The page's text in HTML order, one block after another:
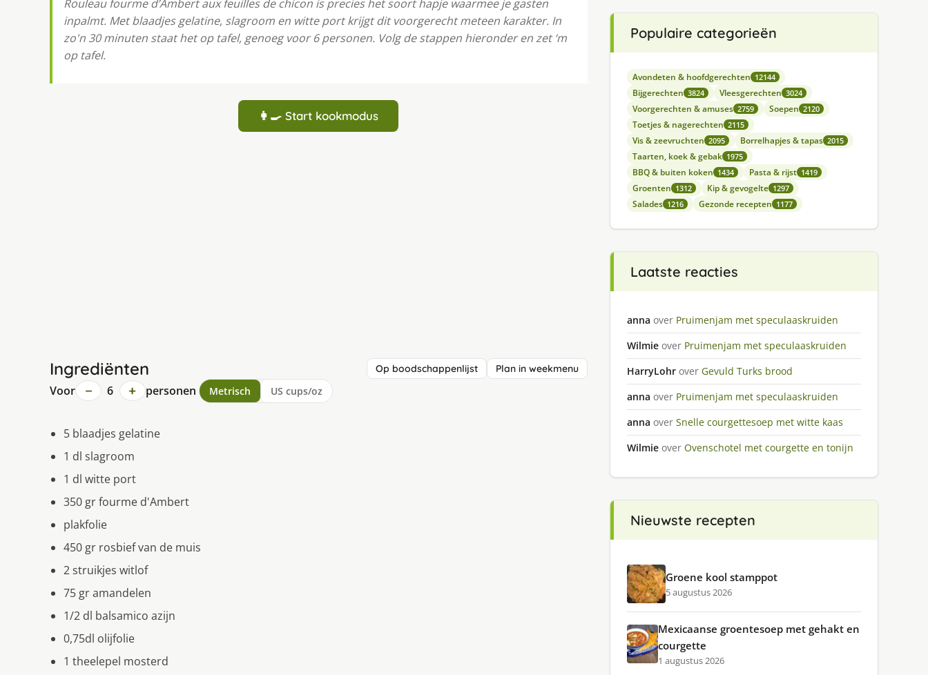
Rouleau fourme d’Ambert aux feuilles de chicon is precies het soort hapje waarmee je gasten
inpalmt. Met blaadjes gelatine, slagroom en witte port krijgt dit voorgerecht meteen karakter. In
zo'n 30 minuten staat het op tafel, genoeg voor 6 personen. Volg de stappen hieronder en zet ‘m
op tafel.
👩‍🍳 Start kookmodus
Ingrediënten Op boodschappenlijst Plan in weekmenu
Voor − 6 + personen Metrisch US cups/oz
5 blaadjes gelatine
1 dl slagroom
1 dl witte port
350 gr fourme d'Ambert
plakfolie
450 gr rosbief van de muis
2 struikjes witlof
75 gr amandelen
1/2 dl balsamico azijn
0,75dl olijfolie
1 theelepel mosterd
Populaire categorieën
Avondeten & hoofdgerechten 12144
Bijgerechten 3824 Vleesgerechten 3024
Voorgerechten & amuses 2759 Soepen 2120
Toetjes & nagerechten 2115
Vis & zeevruchten 2095 Borrelhapjes & tapas 2015
Taarten, koek & gebak 1975
BBQ & buiten koken 1434 Pasta & rijst 1419
Groenten 1312 Kip & gevogelte 1297
Salades 1216 Gezonde recepten 1177
Laatste reacties
anna over Pruimenjam met speculaaskruiden
Wilmie over Pruimenjam met speculaaskruiden
HarryLohr over Gevuld Turks brood
anna over Pruimenjam met speculaaskruiden
anna over Snelle courgettesoep met witte kaas
Wilmie over Ovenschotel met courgette en tonijn
Nieuwste recepten
Groene kool stamppot
5 augustus 2026
Mexicaanse groentesoep met gehakt en
courgette
1 augustus 2026